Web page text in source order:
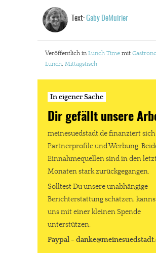
Text: Gaby DeMuirier
Veröffentlich in Lunch Time mit
Lunch, Mittagstisch
In eigener Sache
Dir gefällt unsere
meinesuedstadt.de finanziert
Partnerprofile und Werbung.
Einnahmequellen sind in den
Monaten stark zurückgegangen.
Solltest Du unsere unabhängige
Berichterstattung schätzen,
uns mit einer kleinen Spende
unterstützen.
Paypal -